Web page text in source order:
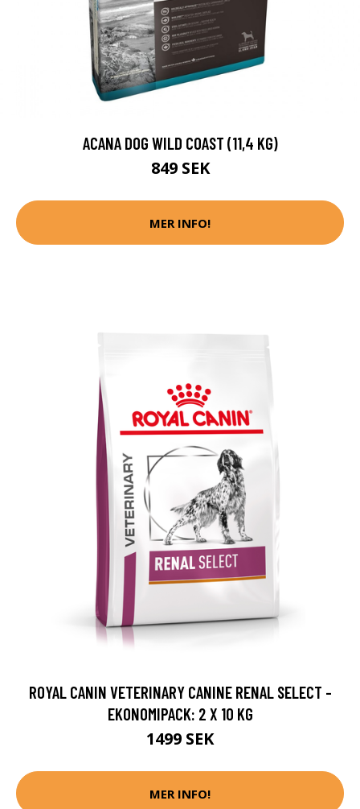
ACANA DOG WILD COAST (11,4 KG)
849 SEK
MER INFO!
ROYAL CANIN VETERINARY CANINE RENAL SELECT -
EKONOMIPACK: 2 X 10 KG
1499 SEK
MER INFO!